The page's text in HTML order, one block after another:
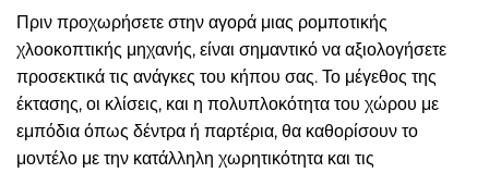
Πριν προχωρήσετε στην αγορά μιας ρομποτικής
χλοοκοπτικής μηχανής, είναι σημαντικό να αξιολογήσετε
προσεκτικά τις ανάγκες του κήπου σας. Το μέγεθος της
έκτασης, οι κλίσεις, και η πολυπλοκότητα του χώρου με
εμπόδια όπως δέντρα ή παρτέρια, θα καθορίσουν το
μοντέλο με την κατάλληλη χωρητικότητα και τις